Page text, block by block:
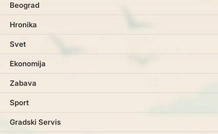
Beograd
Hronika
Svet
Ekonomija
Zabava
Sport
Gradski Servis